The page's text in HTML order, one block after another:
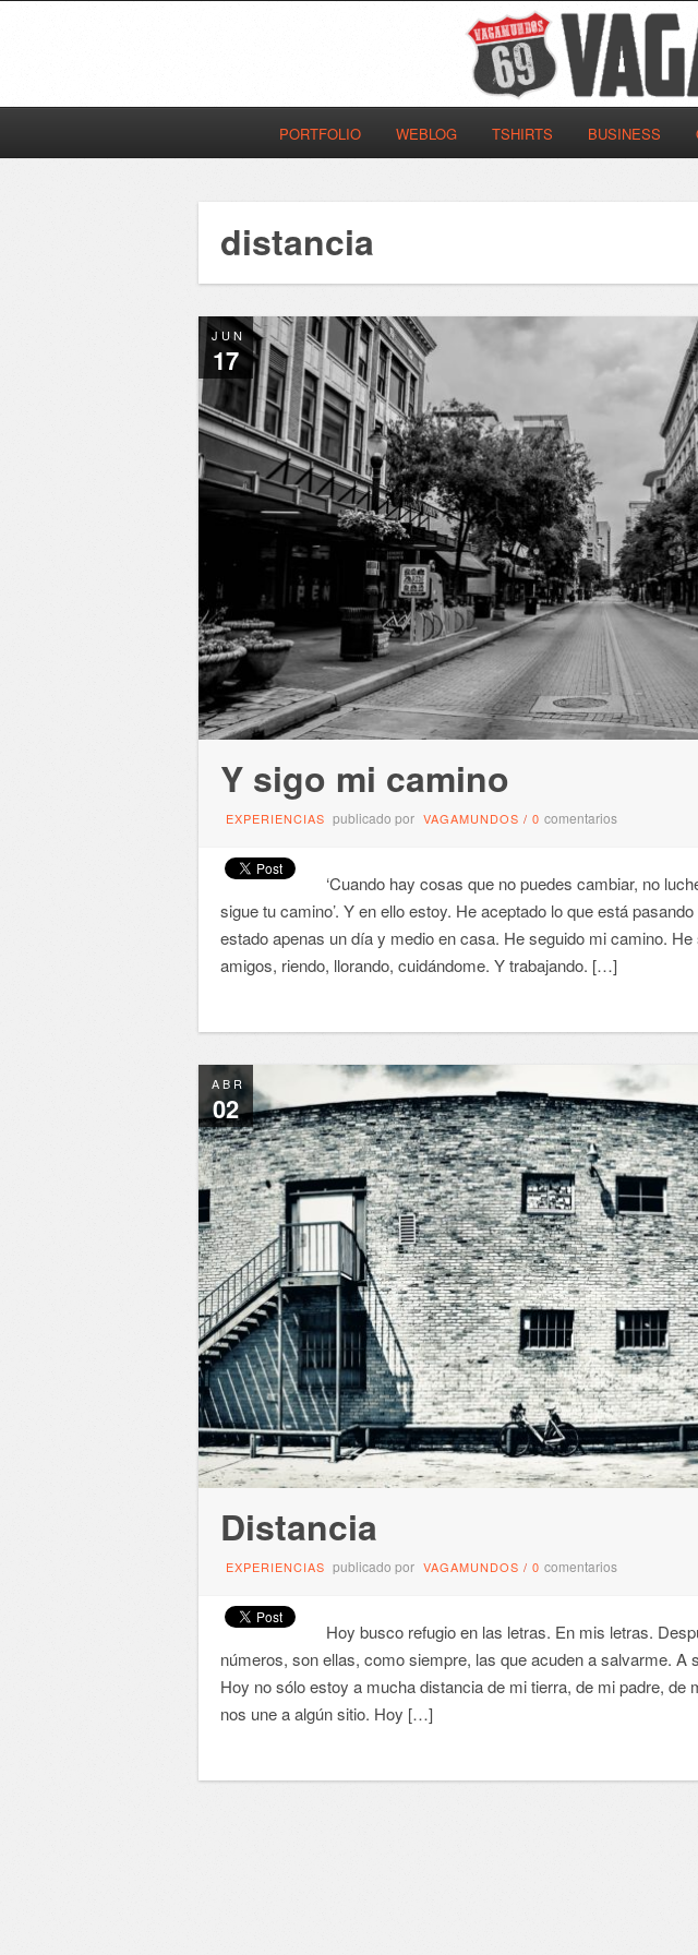
PORTFOLIO WEBLOG TSHIRTS BUSINESS
distancia
JUN
17
Y sigo mi camino
EXPERIENCIAS publicado por VAGAMUNDOS / 0 comentarios
‘Cuando hay cosas que no puedes cambiar, no
sigue tu camino’. Y en ello estoy. He aceptado lo que está
estado apenas un día y medio en casa. He seguido mi camino.
amigos, riendo, llorando, cuidándome. Y trabajando. […]
ABR
02
Distancia
EXPERIENCIAS publicado por VAGAMUNDOS / 0 comentarios
Hoy busco refugio en las letras. En mis letras.
números, son ellas, como siempre, las que acuden a salvarme. A
Hoy no sólo estoy a mucha distancia de mi tierra, de mi padre, de
nos une a algún sitio. Hoy […]